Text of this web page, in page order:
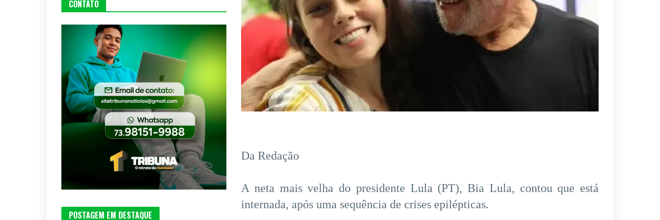
Da Redação
A neta mais velha do presidente Lula (PT), Bia Lula, contou que está
internada, após uma sequência de crises epilépticas.
CONTATO
POSTAGEM EM DESTAQUE